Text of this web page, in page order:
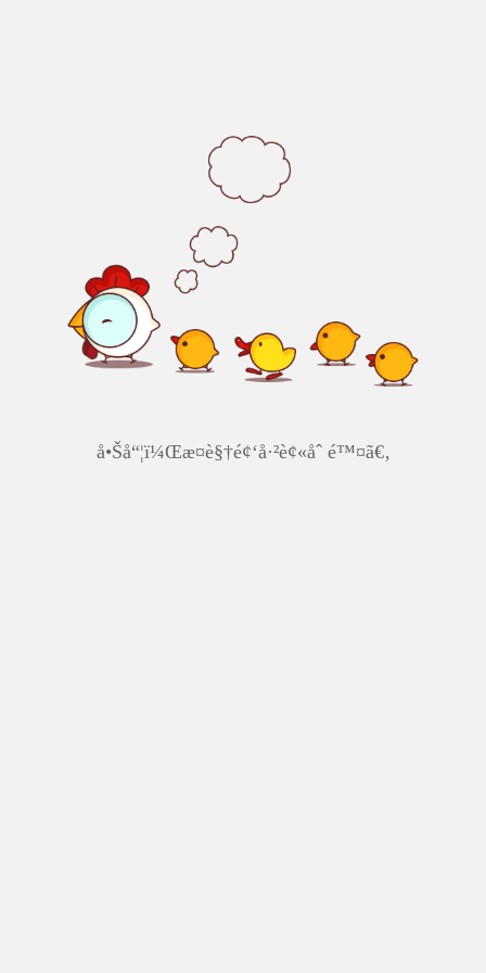
å•Šå“¦ï¼Œæ­¤è§†é¢‘å·²è¢«åˆ é™¤ã€‚